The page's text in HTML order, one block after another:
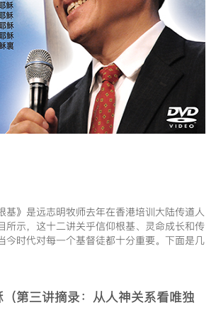
基》是远志明牧师去年在香港培训大陆传道人
所示，这十二讲关乎信仰根基、灵命成长和传
今时代对每一个基督徒都十分重要。下面是几
第三讲摘录：从人神关系看唯独